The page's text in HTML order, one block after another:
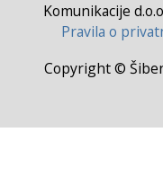
Komunikacije
Pravila o
Copyright ©